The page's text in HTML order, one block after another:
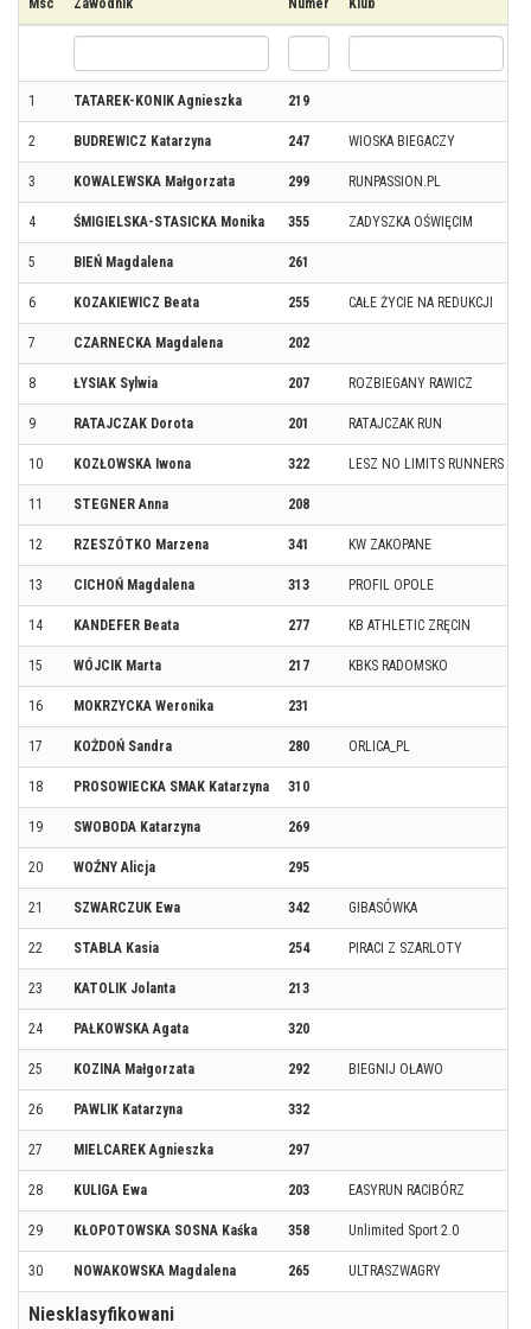
Msc Zawodnik Numer Klub
1 TATAREK-KONIK Agnieszka 219
2 BUDREWICZ Katarzyna 247 WIOSKA BIEGACZY
3 KOWALEWSKA Małgorzata 299 RUNPASSION.PL
4 ŚMIGIELSKA-STASICKA Monika 355 ZADYSZKA OŚWIĘCIM
5 BIEŃ Magdalena 261
6 KOZAKIEWICZ Beata 255 CAŁE ŻYCIE NA REDUKCJI
7 CZARNECKA Magdalena 202
8 ŁYSIAK Sylwia 207 ROZBIEGANY RAWICZ
9 RATAJCZAK Dorota 201 RATAJCZAK RUN
10 KOZŁOWSKA Iwona 322 LESZ NO LIMITS RUNNERS
11 STEGNER Anna 208
12 RZESZÓTKO Marzena 341 KW ZAKOPANE
13 CICHOŃ Magdalena 313 PROFIL OPOLE
14 KANDEFER Beata 277 KB ATHLETIC ZRĘCIN
15 WÓJCIK Marta 217 KBKS RADOMSKO
16 MOKRZYCKA Weronika 231
17 KOŻDOŃ Sandra 280 ORLICA_PL
18 PROSOWIECKA SMAK Katarzyna 310
19 SWOBODA Katarzyna 269
20 WOŹNY Alicja 295
21 SZWARCZUK Ewa 342 GIBASÓWKA
22 STABLA Kasia 254 PIRACI Z SZARLOTY
23 KATOLIK Jolanta 213
24 PAŁKOWSKA Agata 320
25 KOZINA Małgorzata 292 BIEGNIJ OŁAWO
26 PAWLIK Katarzyna 332
27 MIELCAREK Agnieszka 297
28 KULIGA Ewa 203 EASYRUN RACIBÓRZ
29 KŁOPOTOWSKA SOSNA Kaśka 358 Unlimited Sport 2.0
30 NOWAKOWSKA Magdalena 265 ULTRASZWAGRY
Niesklasyfikowani